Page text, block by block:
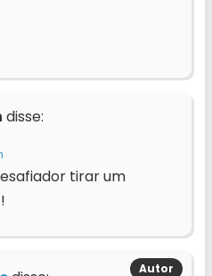
disse:
tirar um